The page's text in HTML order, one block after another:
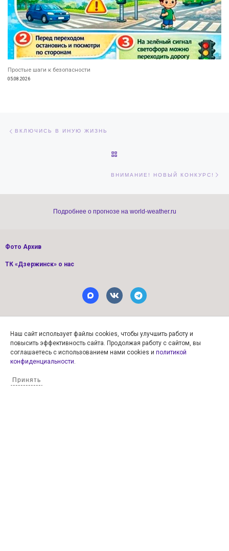
Простые шаги к безопасности
05.08.2026
ВКЛЮЧИСЬ В ИНУЮ ЖИЗНЬ
ВНИМАНИЕ! НОВЫЙ КОНКУРС!
Подробнее о прогнозе на world-weather.ru
Фото Архив
ТК «Дзержинск» о нас
©МБУ МЦ «Спутник»2015 — 2026
Все права защищены.
МБУ МЦ «Спутник» Нижегородская область, г. Дзержинск, ул.
Наш сайт использует файлы cookies, чтобы улучшить работу и
повысить эффективность сайта. Продолжая работу с сайтом, вы
соглашаетесь с использованием нами cookies и политикой
конфиденциальности.
Принять